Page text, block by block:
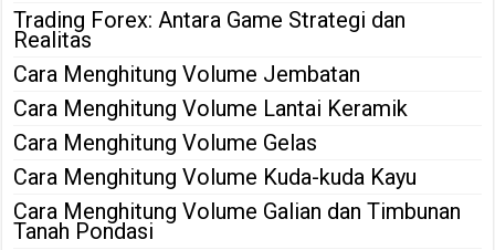
Trading Forex: Antara Game Strategi dan
Realitas
Cara Menghitung Volume Jembatan
Cara Menghitung Volume Lantai Keramik
Cara Menghitung Volume Gelas
Cara Menghitung Volume Kuda-kuda Kayu
Cara Menghitung Volume Galian dan Timbunan
Tanah Pondasi